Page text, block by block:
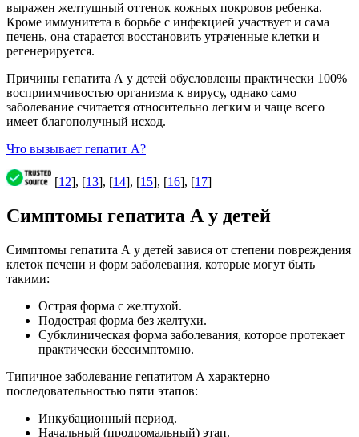
выражен желтушный оттенок кожных покровов ребенка.
Кроме иммунитета в борьбе с инфекцией участвует и сама
печень, она старается восстановить утраченные клетки и
регенерируется.
Причины гепатита А у детей обусловлены практически 100%
восприимчивостью организма к вирусу, однако само
заболевание считается относительно легким и чаще всего
имеет благополучный исход.
Что вызывает гепатит А?
[12], [13], [14], [15], [16], [17]
Симптомы гепатита А у детей
Симптомы гепатита А у детей завися от степени повреждения
клеток печени и форм заболевания, которые могут быть
такими:
Острая форма с желтухой.
Подострая форма без желтухи.
Субклиническая форма заболевания, которое протекает
практически бессимптомно.
Типичное заболевание гепатитом А характерно
последовательностью пяти этапов:
Инкубационный период.
Начальный (продромальный) этап.